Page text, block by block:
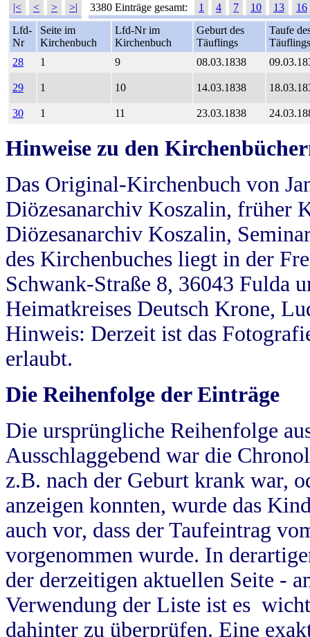
|< < > >| 3380 Einträge gesamt: 1 4 7 10 13
16
Lfd-
Nr
Seite im
Kirchenbuch
Lfd-Nr im
Kirchenbuch
Geburt des
Täuflings
Taufe
Täuflings
28
1 9 08.03.1838
29 1 10 14.03.1838
30 1 11 23.03.1838
Hinweise zu den
Das Original-Kirchenbuch von
Diözesanarchiv Koszalin, früher
Diözesanarchiv Koszalin,
des Kirchenbuches liegt in der
Schwank-Straße 8, 36043 Fulda
Heimatkreises Deutsch Krone,
Hinweis: Derzeit ist das
erlaubt.
Die Reihenfolge der Einträge
Die ursprüngliche Reihenfolge
Ausschlaggebend war die
z.B. nach der Geburt krank war,
anzeigen konnten, wurde das
auch vor, dass der Taufeintrag
vorgenommen wurde. In
der derzeitigen aktuellen Seite -
Verwendung der Liste ist es
dahinter zu überprüfen. Eine